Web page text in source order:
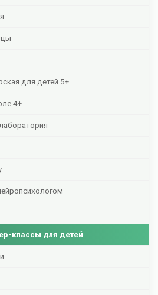
для детей 5+
4+
классы для детей